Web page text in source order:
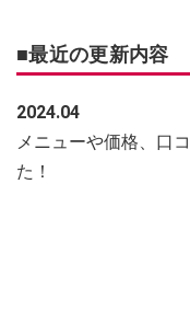
■最近の更新内容
2024.04
メニューや価格、口
た！